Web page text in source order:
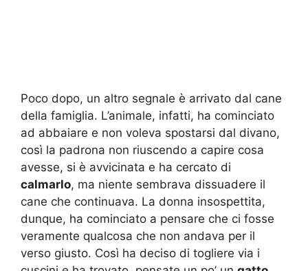
Poco dopo, un altro segnale è arrivato dal cane
della famiglia. L’animale, infatti, ha cominciato
ad abbaiare e non voleva spostarsi dal divano,
così la padrona non riuscendo a capire cosa
avesse, si è avvicinata e ha cercato di
calmarlo, ma niente sembrava dissuadere il
cane che continuava. La donna insospettita,
dunque, ha cominciato a pensare che ci fosse
veramente qualcosa che non andava per il
verso giusto. Così ha deciso di togliere via i